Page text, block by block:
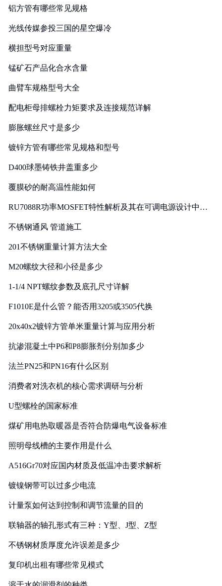
铝方管有哪些常见规格
光线传媒参投三国的星空爆冷
横担型号对应重量
锰矿石产品化合水含量
曲臂车规格型号大全
配电柜母排螺栓力矩要求及连接规范详解
膨胀螺丝尺寸是多少
镀锌方管有哪些常见规格和型号
D400球墨铸铁井盖重多少
覆膜砂的耐高温性能如何
RU7088R功率MOSFET特性解析及其在可调电源设计中的
不锈钢通风 管道施工
201不锈钢重量计算方法大全
M20螺纹大径和小径是多少
1-1/4 NPT螺纹参数及底孔尺寸详解
F1010E是什么管？能否用3205或3505代换
20x40x2镀锌方管单米重量计算与应用分析
抗渗混凝土中P6和P8膨胀剂分别加多少
法兰PN25和PN16有什么区别
消费者对洗衣机的核心需求调研与分析
U型螺栓的国家标准
煤矿用电热取暖器是否符合防爆电气设备标准
照明母线槽的主要作用是什么
A516Gr70对应国内材质及低温冲击要求解析
镀镍钢带可以过多少电流
计量泵如何达到控制和调节流量的目的
联轴器的轴孔形式有三种：Y型、J型、Z型
不锈钢材质厚度允许误差是多少
复印机出租有哪些常见模式